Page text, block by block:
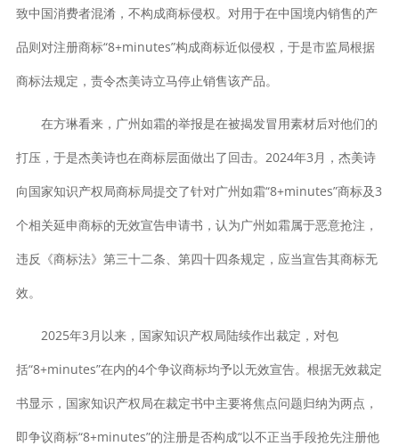
致中国消费者混淆，不构成商标侵权。对用于在中国境内销售的产
品则对注册商标“8+minutes”构成商标近似侵权，于是市监局根据
商标法规定，责令杰美诗立马停止销售该产品。
在方琳看来，广州如霜的举报是在被揭发冒用素材后对他们的
打压，于是杰美诗也在商标层面做出了回击。2024年3月，杰美诗
向国家知识产权局商标局提交了针对广州如霜“8+minutes”商标及3
个相关延申商标的无效宣告申请书，认为广州如霜属于恶意抢注，
违反《商标法》第三十二条、第四十四条规定，应当宣告其商标无
效。
2025年3月以来，国家知识产权局陆续作出裁定，对包
括“8+minutes”在内的4个争议商标均予以无效宣告。根据无效裁定
书显示，国家知识产权局在裁定书中主要将焦点问题归纳为两点，
即争议商标“8+minutes”的注册是否构成“以不正当手段抢先注册他